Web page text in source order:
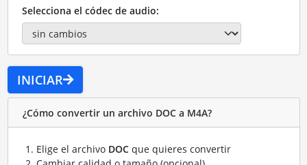
Selecciona el códec de audio:
INICIAR
¿Cómo convertir un archivo DOC a M4A?
Elige el archivo DOCque quieres convertir